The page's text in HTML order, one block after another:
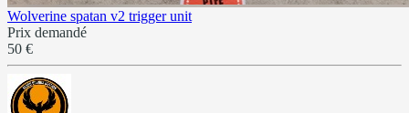
Wolverine spatan v2 trigger unit
Prix demandé
50 €